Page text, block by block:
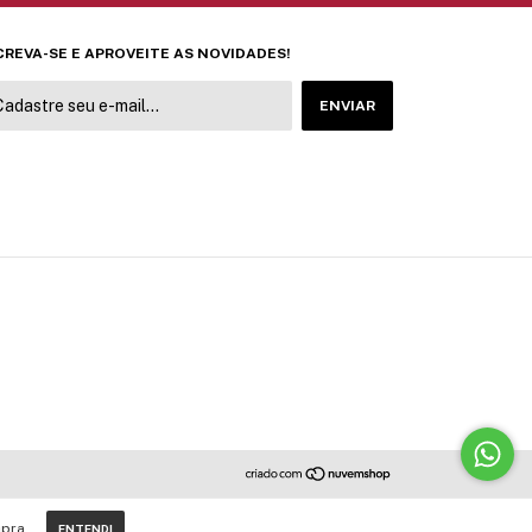
ENTENDI
SE E APROVEITE AS NOVIDADES!